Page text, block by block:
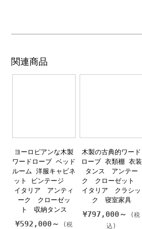
関連商品
ヨーロピアンな木製
ワードローブ ベッド
ルーム 洋服キャビネ
ット ビンテージ
イタリア アンティ
ーク クローゼッ
ト 収納タンス
¥592,000～
木製の古典的ワード
ローブ 衣類棚 衣装
タンス アンテー
ク クローゼット
イタリア クラシッ
ク 寝室家具
¥797,000～